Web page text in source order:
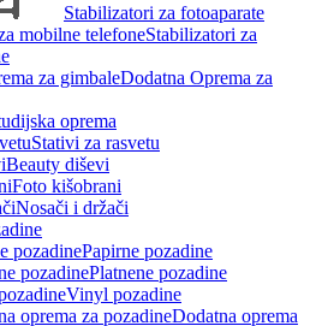
Stabilizatori za fotoaparate
Stabilizatori za
Dodatna Oprema za
oprema
Stativi za rasvetu
Beauty diševi
Foto kišobrani
Nosači i držači
Papirne pozadine
Platnene pozadine
Vinyl pozadine
Dodatna oprema